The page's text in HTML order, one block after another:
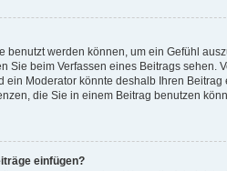
benutzt werden können, um ein Gefühl
Sie beim Verfassen eines Beitrags
ein Moderator könnte deshalb Ihren
die Sie in einem Beitrag benutzen
einfügen?